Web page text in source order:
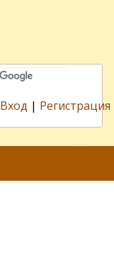
Вход | Регистрация